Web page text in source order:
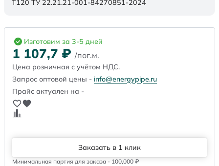
Т120 ТУ 22.21.21-001-84270851-2024
Изготовим за 3-5 дней
1 107,7 ₽ /пог.м.
Цена розничная с учётом НДС.
Запрос оптовой цены - info@energypipe.ru
Прайс актуален на -
Заказать в 1 клик
Минимальная партия для заказа - 100,000 ₽